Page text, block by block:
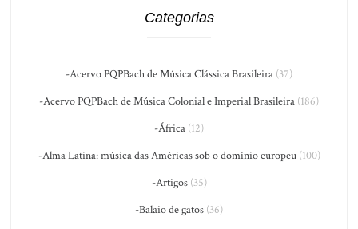
Categorias
-Acervo PQPBach de Música Clássica Brasileira (37)
-Acervo PQPBach de Música Colonial e Imperial Brasileira (186)
-África (12)
-Alma Latina: música das Américas sob o domínio europeu(100)
-Artigos(35)
-Balaio de gatos (36)